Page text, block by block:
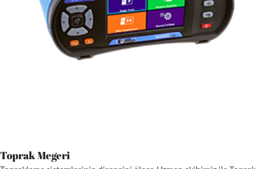
Toprak Megeri